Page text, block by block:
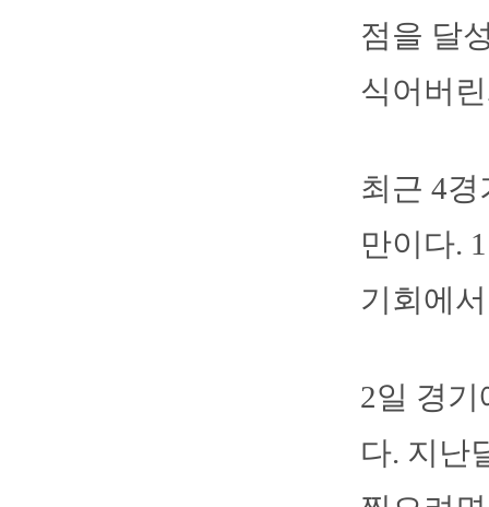
점을 달
식어버
최근 4
만이다.
기회에
2일 경
다. 지난